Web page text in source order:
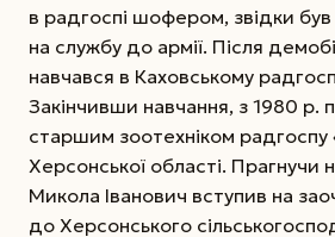
в радгоспі шофером, звідки
на службу до армії. Після
навчався в Каховському
Закінчивши навчання, з 1980 р.
старшим зоотехніком радгоспу
Херсонської області. Прагнучи
Микола Іванович вступив на
до Херсонського